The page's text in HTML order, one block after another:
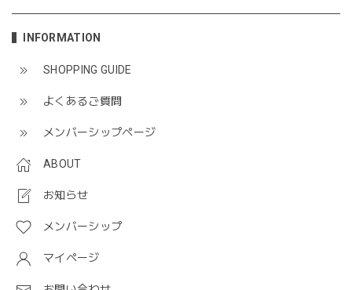
INFORMATION
SHOPPING GUIDE
よくあるご質問
メンバーシップページ
ABOUT
お知らせ
メンバーシップ
マイページ